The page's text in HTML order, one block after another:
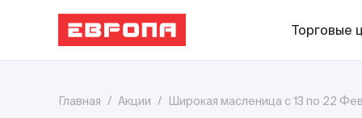
Торговые
Главная / Акции / Широкая масленица с 13 по 22